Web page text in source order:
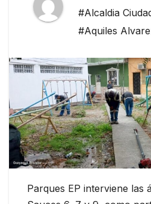
#Alcaldia
#Aquiles
Parques EP interviene las